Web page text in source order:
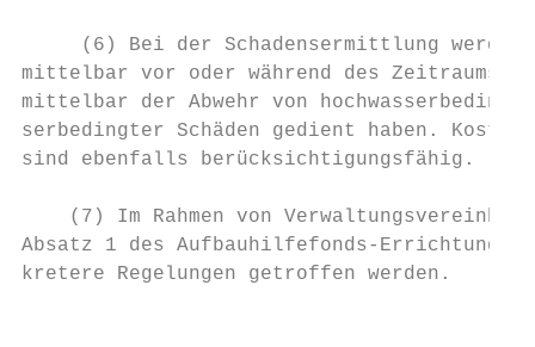
(6) Bei der Schadensermittlung
mittelbar vor oder während des Zeitraums
mittelbar der Abwehr von
serbedingter Schäden gedient haben.
sind ebenfalls berücksichtigungsfähig.
(7) Im Rahmen von
Absatz 1 des Aufbauhilfefonds-
kretere Regelungen getroffen werden.